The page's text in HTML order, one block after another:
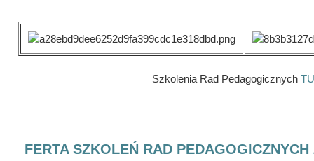
Szkolenia Rad Pedagogicznych
FERTA SZKOLEŃ RAD